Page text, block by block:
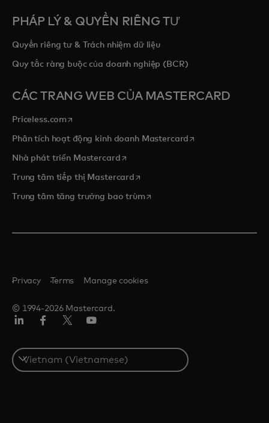
PHÁP LÝ & QUYỀN RIÊNG TƯ
Quyền riêng tư & Trách nhiệm dữ liệu
Quy tắc ràng buộc của doanh nghiệp (BCR)
CÁC TRANG WEB CỦA MASTERCARD
Priceless.com opens in a new tab
Phân tích hoạt động kinh doanh Mastercard opens in a new tab
Nhà phát triển Mastercardopens in a new tab
Trung tâm tiếp thị Mastercardopens in a new tab
Trung tâm tăng trưởng bao trùmopens in a new tab
© 1994-2026 Mastercard.
Privacy Terms Manage cookies
Select
a
country